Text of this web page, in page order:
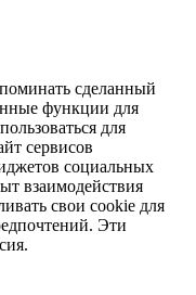
сделанный
функции для
для
сервисов
социальных
взаимодействия
свои cookie для
Эти